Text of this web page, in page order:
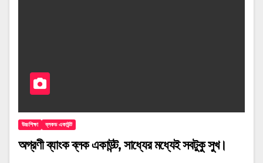
উচ্চশিক্ষা ব্লকড একাউন্ট
অগ্রণী ব্যাংক ব্লক একাউন্ট, সাধ্যের মধ্যেই সবটুকু সুখ।